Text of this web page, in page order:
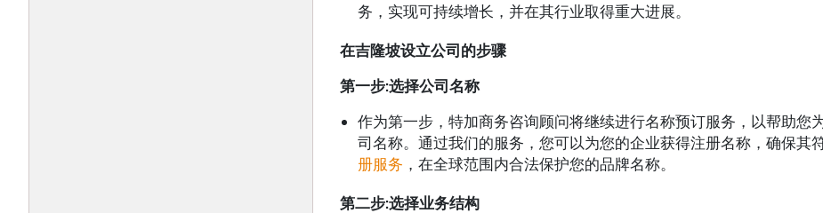
务，实现可持续增长，并在其行业取得重大进展。
在吉隆坡设立公司的步骤
第一步:选择公司名称
作为第一步，特加商务咨询顾问将继续进行名称预订服务，以帮助您
司名称。通过我们的服务，您可以为您的企业获得注册名称，确保其
册服务 ，在全球范围内合法保护您的品牌名称。
第二步:选择业务结构